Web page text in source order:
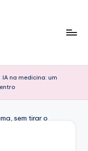
IA na medicina: um